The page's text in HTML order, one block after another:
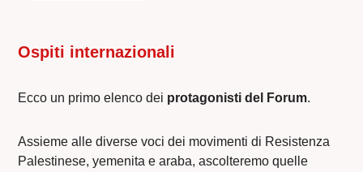
Ospiti internazionali
Ecco un primo elenco dei protagonisti del Forum.
Assieme alle diverse voci dei movimenti di Resistenza
Palestinese, yemenita e araba, ascolteremo quelle